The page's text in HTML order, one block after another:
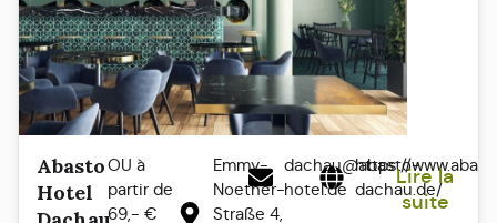
Abasto
Hotel
OU à
partir de
69,- €
Emmy-
Noether-
Straße 4,
dachau@abasto-
hotel.de
https://
dachau.de/
Lire la
suite